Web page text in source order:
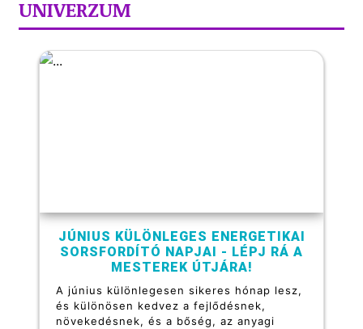
UNIVERZUM
JÚNIUS KÜLÖNLEGES ENERGETIKAI
SORSFORDÍTÓ NAPJAI - LÉPJ RÁ A
MESTEREK ÚTJÁRA!
A június különlegesen sikeres hónap lesz,
és különösen kedvez a fejlődésnek,
növekedésnek, és a bőség, az anyagi